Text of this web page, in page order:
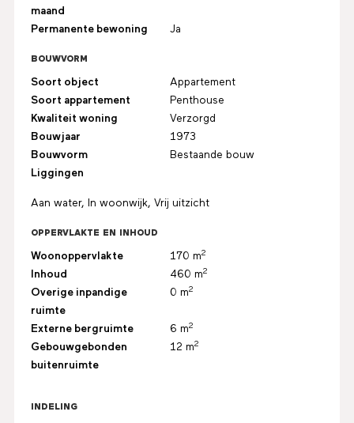
maand
Permanente bewoning Ja
BOUWVORM
Soort object
Appartement
Soort appartement
Penthouse
Kwaliteit woning
Verzorgd
Bouwjaar
1973
Bouwvorm
Bestaande bouw
Liggingen
Aan water, In woonwijk, Vrij uitzicht
OPPERVLAKTE EN INHOUD
Woonoppervlakte 170 m2
Inhoud 460 m2
Overige inpandige
ruimte
0 m2
Externe bergruimte 6 m2
Gebouwgebonden
buitenruimte
12 m2
INDELING